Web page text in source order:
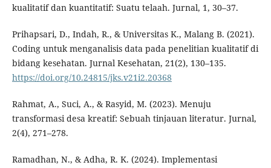
kualitatif dan kuantitatif: Suatu telaah. Jurnal, 1, 30–37.
Prihapsari, D., Indah, R., & Universitas K., Malang B. (2021).
Coding untuk menganalisis data pada penelitian kualitatif di
bidang kesehatan. Jurnal Kesehatan, 21(2), 130–135.
https://doi.org/10.24815/jks.v21i2.20368
Rahmat, A., Suci, A., & Rasyid, M. (2023). Menuju
transformasi desa kreatif: Sebuah tinjauan literatur. Jurnal,
2(4), 271–278.
Ramadhan, N., & Adha, R. K. (2024). Implementasi